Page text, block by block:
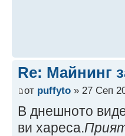
Re: Майнинг
от puffyto » 27 Сеп
В днешното
ви хареса.